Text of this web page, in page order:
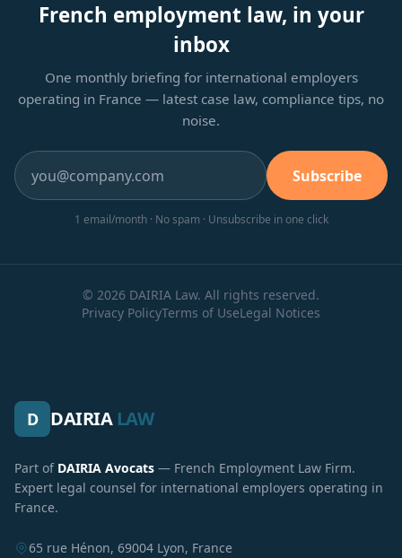
French employment law, in your
inbox
One monthly briefing for international employers
operating in France — latest case law, compliance tips, no
noise.
Subscribe
1 email/month · No spam · Unsubscribe in one click
© 2026 DAIRIA Law. All rights reserved.
Privacy PolicyTerms of UseLegal Notices
D DAIRIA LAW
Part of DAIRIA Avocats — French Employment Law Firm.
Expert legal counsel for international employers operating in
France.
65 rue Hénon, 69004 Lyon, France